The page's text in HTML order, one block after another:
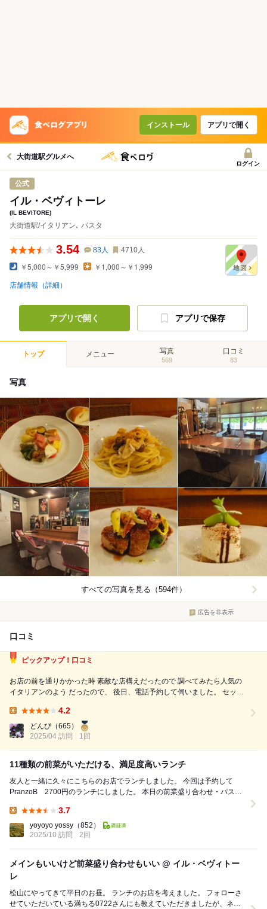
インストール アプリで開く
大街道駅グルメへ
ログイン
公式
イル・ベヴィトーレ
(IL BEVITORE)
大街道駅/イタリアン､ パスタ
3.54 83人 4710人
￥5,000～￥5,999 ￥1,000～￥1,999
店舗情報（詳細）
アプリで開く アプリで保存
トップ メニュー 写真
569
口コミ
83
写真
すべての写真を見る（594件）
広告を非表示
口コミ
ピックアップ！口コミ
お店の前を通りかかった時 素敵な店構えだったので 調べてみたら人気の
イタリアンのよう だったので、 後日、電話予約して伺いました。 セット
Bで、と言うと 更に豚肉の2700円コースと...
4.2
どんび （665）
2025/04 訪問
1回
11種類の前菜がいただける、満足度高いランチ
友人と一緒に久々にこちらのお店でランチしました。 今回は予約して
PranzoB 2700円のランチにしました。 本日の前業盛り合わせ・パス
3.7
yoyoyo yossy （852）
2025/10 訪問
2回
メインもいいけど前菜盛り合わせもいい @ イル・ベヴィトー
レ
松山にやってきて平日のお昼。 ランチのお店を考えました。 フォローさ
せていただいている満ちる0722さんにも教えていただきましたが、ネッ